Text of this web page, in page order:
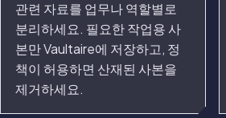
관련 자료를 업무나 역할별로
분리하세요. 필요한 작업용 사
본만 Vaultaire에 저장하고, 정
책이 허용하면 산재된 사본을
제거하세요.